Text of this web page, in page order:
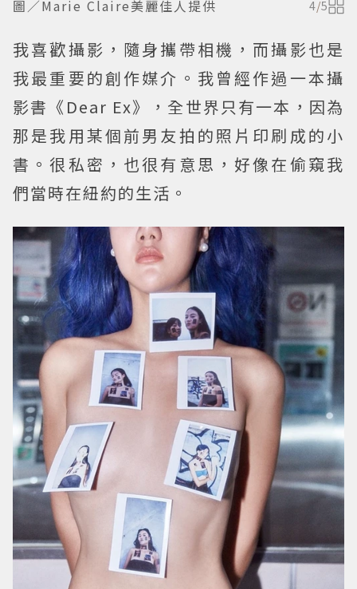
圖／Marie Claire美麗佳人提供 4/5
我喜歡攝影，隨身攜帶相機，而攝影也是
我最重要的創作媒介。我曾經作過一本攝
影書《Dear Ex》，全世界只有一本，因為
那是我用某個前男友拍的照片印刷成的小
書。很私密，也很有意思，好像在偷窺我
們當時在紐約的生活。